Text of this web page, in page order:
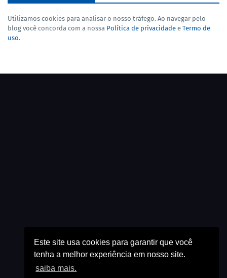
Este site usa cookies para garantir que você
tenha a melhor experiência em nosso site.
saiba mais.
Utilizamos cookies para analisar o nosso tráfego. Ao navegar pelo
blog você concorda com a nossa Política de privacidade e Termo de
uso.